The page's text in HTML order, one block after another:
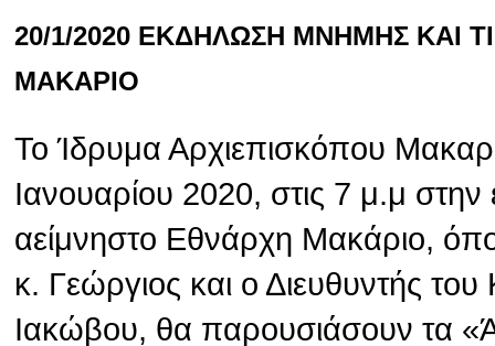
20/1/2020 ΕΚΔΗΛΩΣΗ ΜΝΗΜΗΣ ΚΑΙ
ΜΑΚΑΡΙΟ
Το Ίδρυμα Αρχιεπισκόπου
Ιανουαρίου 2020, στις 7 μ.μ
αείμνηστο Εθνάρχη Μακάριο,
κ. Γεώργιος και ο Διευθυντής
Ιακώβου, θα παρουσιάσουν τα